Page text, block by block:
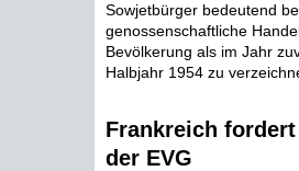
Sowjetbürger bedeutend
genossenschaftliche
Bevölkerung als im Jahr
Halbjahr 1954 zu
Frankreich
der EVG